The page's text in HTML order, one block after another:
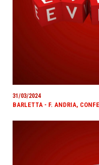
31/03/2024
BARLETTA - F. ANDRIA,